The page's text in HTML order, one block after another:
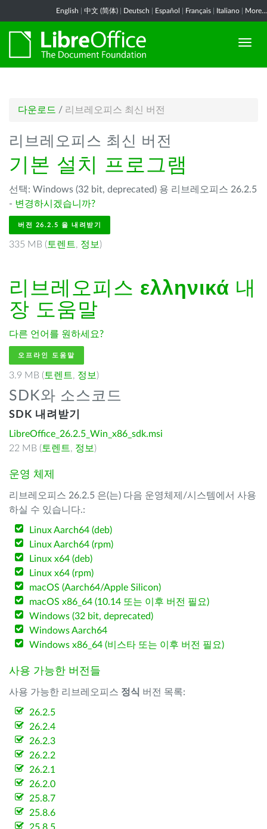
English 中文 (简体) Deutsch Español Français Italiano More...
다운로드 / 리브레오피스 최신 버전
리브레오피스 최신 버전
기본 설치 프로그램
선택: Windows (32 bit, deprecated) 용 리브레오피스 26.2.5
- 변경하시겠습니까?
버전 26.2.5 을 내려받기
335 MB ( 토렌트, 정보 )
리브레오피스 ελληνικά 내
장 도움말
다른 언어를 원하세요?
오프라인 도움말
3.9 MB ( 토렌트, 정보 )
SDK와 소스코드
SDK 내려받기
LibreOffice_26.2.5_Win_x86_sdk.msi
22 MB ( 토렌트, 정보 )
운영 체제
리브레오피스 26.2.5 은(는) 다음 운영체제/시스템에서 사용
하실 수 있습니다.:
Linux Aarch64 (deb)
Linux Aarch64 (rpm)
Linux x64 (deb)
Linux x64 (rpm)
macOS (Aarch64/Apple Silicon)
macOS x86_64 (10.14 또는 이후 버전 필요)
Windows (32 bit, deprecated)
Windows Aarch64
Windows x86_64 (비스타 또는 이후 버전 필요)
사용 가능한 버전들
사용 가능한 리브레오피스 정식 버전 목록:
26.2.5
26.2.4
26.2.3
26.2.2
26.2.1
26.2.0
25.8.7
25.8.6